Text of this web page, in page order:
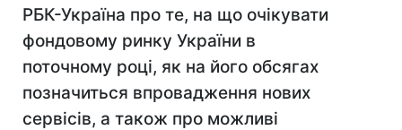
РБК-Україна про те, на що очікувати
фондовому ринку України в
поточному році, як на його обсягах
позначиться впровадження нових
сервісів, а також про можливі